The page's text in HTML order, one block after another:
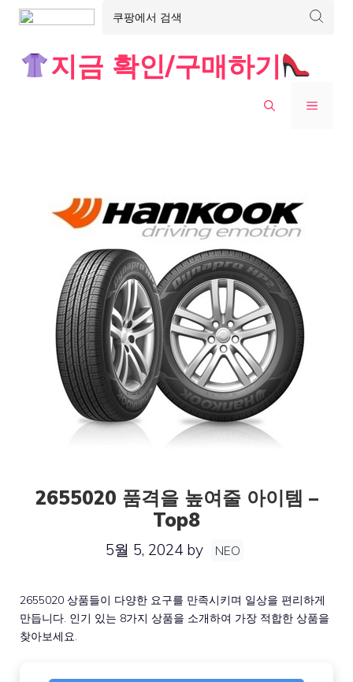
지금 확인/구매하기
MENU
2655020 품격을 높여줄 아이템 –
Top8
5월 5, 2024 by NEO
2655020 상품들이 다양한 요구를 만족시키며 일상을 편리하게
만듭니다. 인기 있는 8가지 상품을 소개하여 가장 적합한 상품을
찾아보세요.